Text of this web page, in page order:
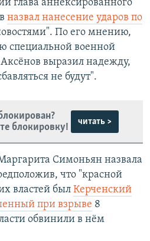
глава аннексированного
назвал нанесение ударов по
По его мнению,
специальной военной
выразил надежду,
не будут".
блокировку!
читать >
Симоньян назвала
что "красной
властей был Керченский
при взрыве 8
обвинили в нём